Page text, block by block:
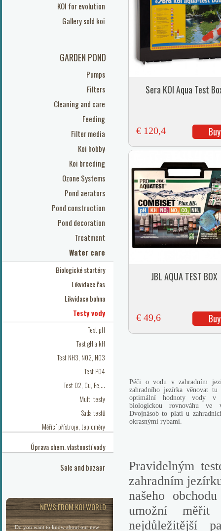
KOI for evolution
Gallery sold koi
GARDEN POND
Pumps
Filters
Cleaning and care
Feeding
Filter media
Koi hobby
Koi breeding
Ozone Systems
Pond aerators
Pond construction
Pond decoration
Treatment
Water care
Biologické startéry
Likvidace řas
Likvidace bahna
Testy vody
Test pH
Test gH a kH
Test NH3, NO2, NO3
Test PO4
Test O2, Cu, Fe,...
Multi testy
Sada testů
Měřící přístroje, teploměry
Úprava chem. vlastností vody
Sale and bazaar
NEWS FROM KOI WORLD
Do you want to know about our new
Sera KOI Aqua Test
€ 120,4 Buy
JBL AQUA TEST BOX
€ 49,6 Buy
Péči o vodu v zahradním
zahradního jezírka věnovat
optimální hodnoty vody v
biologickou rovnováhu ve
Dvojnásob to platí u
okrasnými rybami.
Pravidelným
zahradním
našeho
umožní měřit
nejdůležitější